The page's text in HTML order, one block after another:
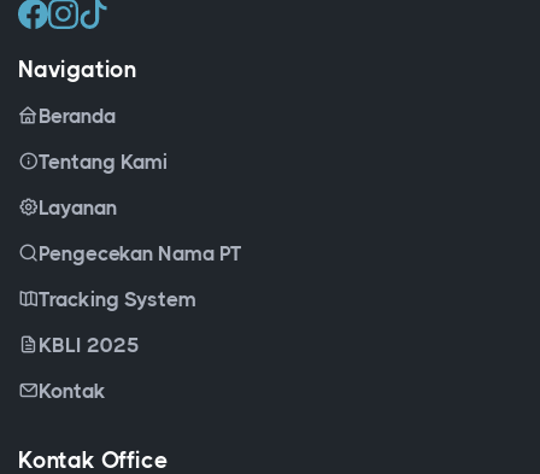
Navigation
Beranda
Tentang Kami
Layanan
Pengecekan Nama PT
Tracking System
KBLI 2025
Kontak